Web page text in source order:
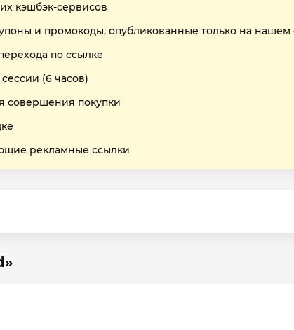
кэшбэк-сервисов
и промокоды, опубликованные только на нашем
по ссылке
(6 часов)
совершения покупки
рекламные ссылки